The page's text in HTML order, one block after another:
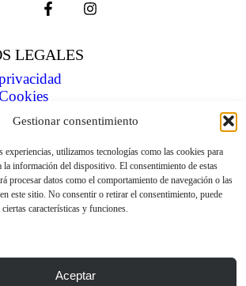
Gestionar consentimiento
experiencias, utilizamos tecnologías como las cookies para
la información del dispositivo. El consentimiento de estas
procesar datos como el comportamiento de navegación o las
este sitio. No consentir o retirar el consentimiento, puede
características y funciones.
Aceptar
LEGALES
de venta